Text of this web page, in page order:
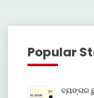
Popular
ବ୍ୟଙ୍ଗର